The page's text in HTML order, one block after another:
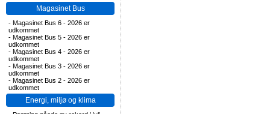
Magasinet Bus
- Magasinet Bus 6 - 2026 er
udkommet
- Magasinet Bus 5 - 2026 er
udkommet
- Magasinet Bus 4 - 2026 er
udkommet
- Magasinet Bus 3 - 2026 er
udkommet
- Magasinet Bus 2 - 2026 er
udkommet
Energi, miljø og klima